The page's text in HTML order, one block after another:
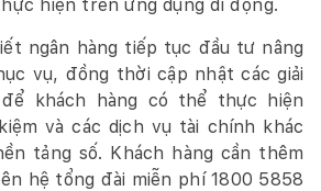
hiện trên ứng dụng di động.
ngân hàng tiếp tục đầu tư nâng
vụ, đồng thời cập nhật các giải
khách hàng có thể thực hiện
và các dịch vụ tài chính khác
tảng số. Khách hàng cần thêm
hệ tổng đài miễn phí 1800 5858